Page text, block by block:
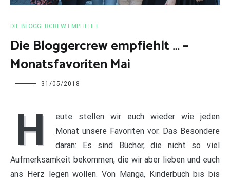
DIE BLOGGERCREW EMPFIEHLT
Die Bloggercrew empfiehlt … –
Monatsfavoriten Mai
Charline 31/05/2018
H
eute stellen wir euch wieder wie jeden
Monat unsere Favoriten vor. Das Besondere
daran: Es sind Bücher, die nicht so viel
Aufmerksamkeit bekommen, die wir aber lieben und euch
ans Herz legen wollen. Von Manga, Kinderbuch bis bis